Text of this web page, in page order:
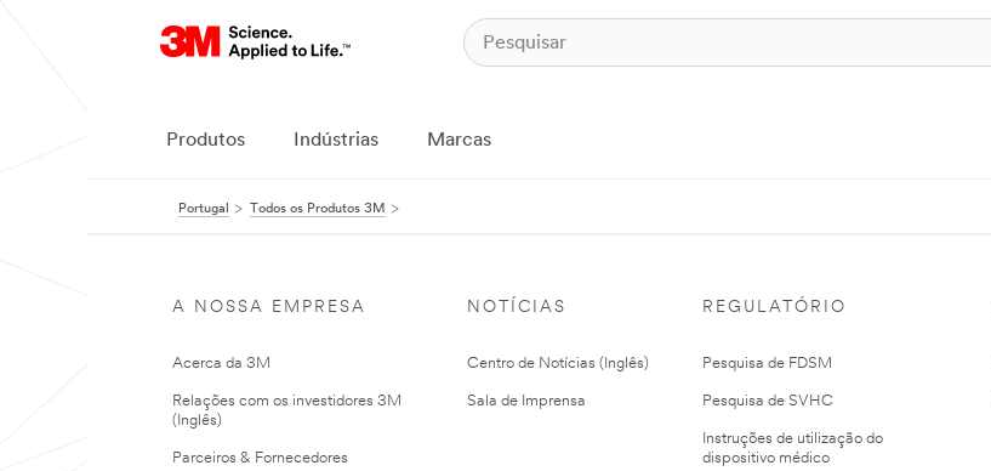
Produtos Indústrias Marcas
Portugal Todos os Produtos 3M
A NOSSA EMPRESA
Acerca da 3M
Relações com os investidores 3M
(Inglês)
Parceiros & Fornecedores
NOTÍCIAS
Centro de Notícias (Inglês)
Sala de Imprensa
REGULATÓRIO
Pesquisa de FDSM
Pesquisa de SVHC
Instruções de utilização do
dispositivo médico